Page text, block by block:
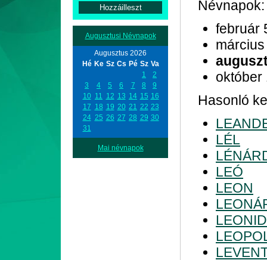
Augusztusi Névnapok
Augusztus 2026
Hé Ke Sz Cs Pé Sz Va
1
2
3
4 5 6 7 8
9
10 11 12 13 14 15 16
17 18 19 20 21 22 23
24 25 26 27 28 29 30
31
Mai névnapok
Névnapok:
február
október
Hasonló
LÉL
LEÓ
LEON